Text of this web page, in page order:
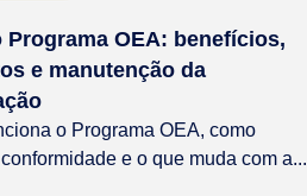
Programa OEA: benefícios,
e manutenção da
o Programa OEA, como
e o que muda com a...